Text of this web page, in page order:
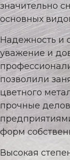
значительно
основных
Надежность и
уважение и
позволили
цветного
прочные
форм
Высокая